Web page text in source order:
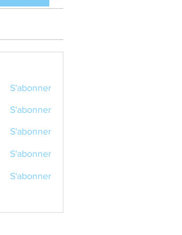
S'abonner
S'abonner
S'abonner
S'abonner
S'abonner